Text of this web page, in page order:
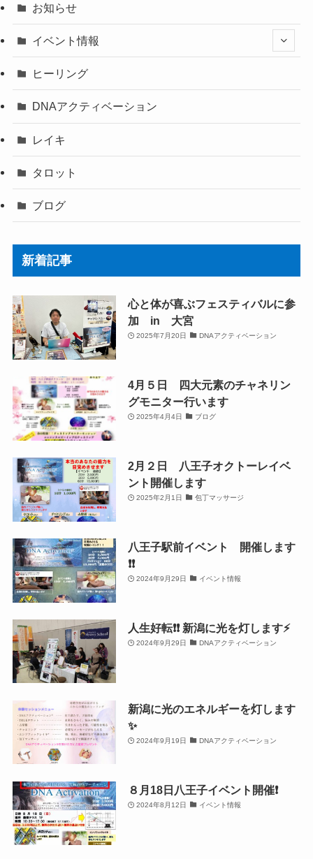
お知らせ
イベント情報
ヒーリング
DNAアクティベーション
レイキ
タロット
ブログ
新着記事
心と体が喜ぶフェスティバルに参
加 in 大宮
2025年7月20日 DNAアクティベーション
4月５日 四大元素のチャネリン
グモニター行います
2025年4月4日 ブログ
2月２日 八王子オクトーレイベ
ント開催します
2025年2月1日 包丁マッサージ
八王子駅前イベント 開催します
❗️❗️
2024年9月29日 イベント情報
人生好転❗️❗️ 新潟に光を灯します⚡️
2024年9月29日 DNAアクティベーション
新潟に光のエネルギーを灯します
✨
2024年9月19日 DNAアクティベーション
８月18日八王子イベント開催❗️
2024年8月12日 イベント情報